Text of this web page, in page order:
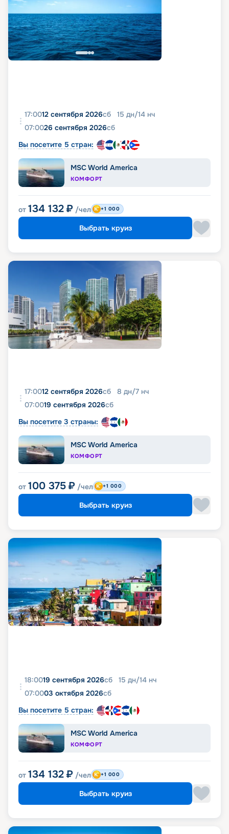
17:0012 сентября 2026сб 15 дн/14 нч
07:0026 сентября 2026сб
Вы посетите 5 стран:
MSC World America
КОМФОРТ
от 134 132 ₽ /чел +1 000
Выбрать круиз
17:0012 сентября 2026сб 8 дн/7 нч
07:0019 сентября 2026сб
Вы посетите 3 страны:
MSC World America
КОМФОРТ
от 100 375 ₽ /чел +1 000
Выбрать круиз
18:0019 сентября 2026сб 15 дн/14 нч
07:0003 октября 2026сб
Вы посетите 5 стран:
MSC World America
КОМФОРТ
от 134 132 ₽ /чел +1 000
Выбрать круиз